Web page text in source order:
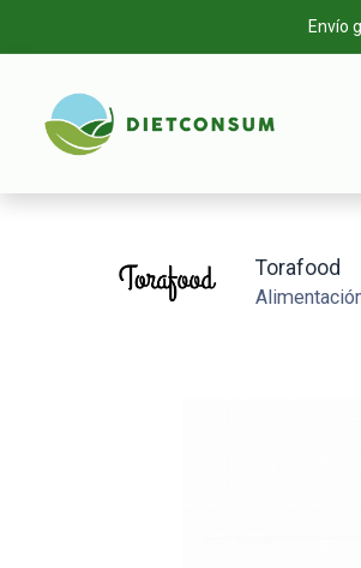
Envío
Torafood